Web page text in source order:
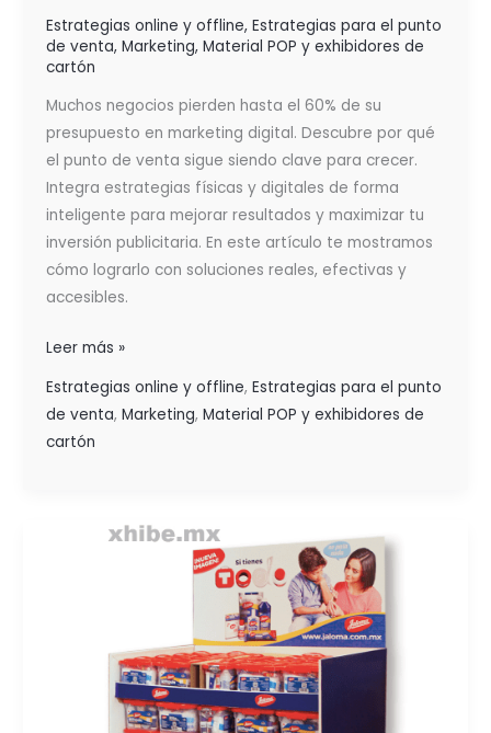
Estrategias online y offline, Estrategias para el punto
de venta, Marketing, Material POP y exhibidores de
cartón
Muchos negocios pierden hasta el 60% de su
presupuesto en marketing digital. Descubre por qué
el punto de venta sigue siendo clave para crecer.
Integra estrategias físicas y digitales de forma
inteligente para mejorar resultados y maximizar tu
inversión publicitaria. En este artículo te mostramos
cómo lograrlo con soluciones reales, efectivas y
accesibles.
Leer más »
Estrategias online y offline, Estrategias para el punto
de venta, Marketing, Material POP y exhibidores de
cartón
PROPÓSITO
EXHIBIDORES